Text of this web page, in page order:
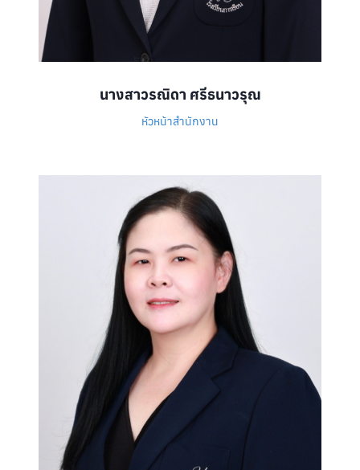
นางสาวรณิดา ศรีธนาวรุณ
หัวหน้าสำนักงาน